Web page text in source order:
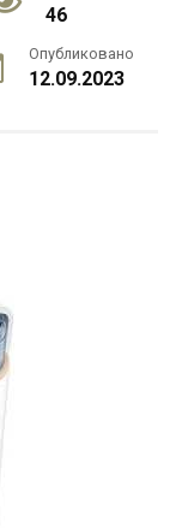
46
Опубликовано
12.09.2023